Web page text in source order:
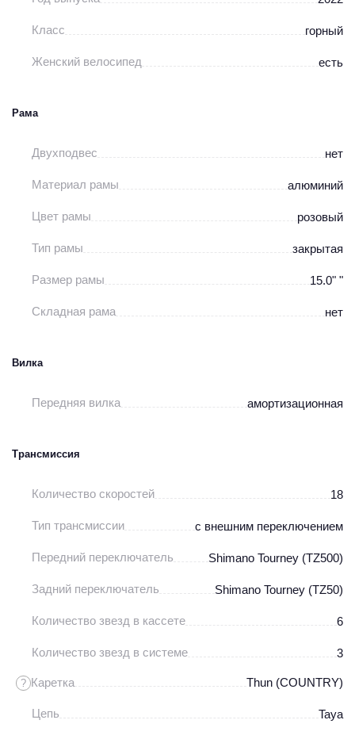
Класс горный
Женский велосипед есть
Рама
Двухподвес нет
Материал рамы алюминий
Цвет рамы розовый
Тип рамы закрытая
Размер рамы 15.0" "
Складная рама нет
Вилка
Передняя вилка амортизационная
Трансмиссия
Количество скоростей 18
Тип трансмиссии с внешним переключением
Передний переключатель Shimano Tourney (TZ500)
Задний переключатель Shimano Tourney (TZ50)
Количество звезд в кассете 6
Количество звезд в системе 3
Каретка
? Thun (COUNTRY)
Цепь Taya